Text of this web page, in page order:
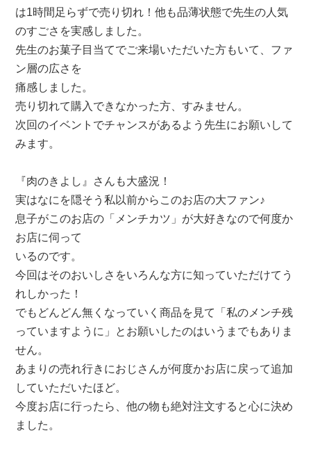
は1時間足らずで売り切れ！他も品薄状態で先生の人気
のすごさを実感しました。
先生のお菓子目当てでご来場いただいた方もいて、ファ
ン層の広さを
痛感しました。
売り切れて購入できなかった方、すみません。
次回のイベントでチャンスがあるよう先生にお願いして
みます。
『肉のきよし』さんも大盛況！
実はなにを隠そう私以前からこのお店の大ファン♪
息子がこのお店の「メンチカツ」が大好きなので何度か
お店に伺って
いるのです。
今回はそのおいしさをいろんな方に知っていただけてう
れしかった！
でもどんどん無くなっていく商品を見て「私のメンチ残
っていますように」とお願いしたのはいうまでもありま
せん。
あまりの売れ行きにおじさんが何度かお店に戻って追加
していただいたほど。
今度お店に行ったら、他の物も絶対注文すると心に決め
ました。